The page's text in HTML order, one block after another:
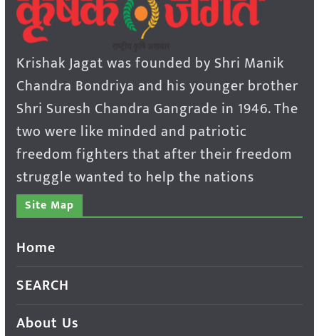
Krishak Jagat was founded by Shri Manik
Chandra Bondriya and his younger brother
Shri Suresh Chandra Gangrade in 1946. The
two were like minded and patriotic
freedom fighters that after their freedom
struggle wanted to help the nations
Site Map
Home
SEARCH
About Us